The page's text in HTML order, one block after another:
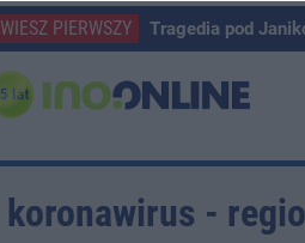
WIESZ PIERWSZY Tragedia pod
koronawirus -